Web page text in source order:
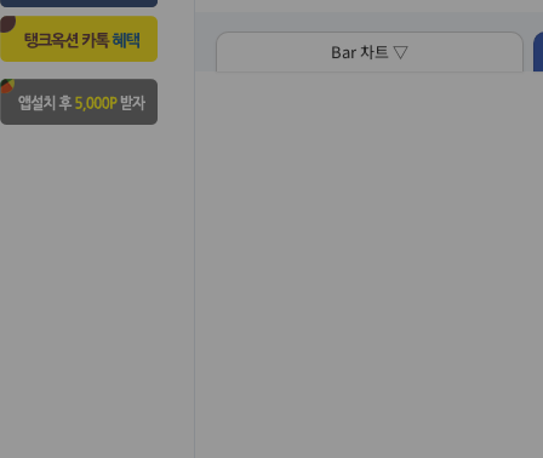
Bar 차트